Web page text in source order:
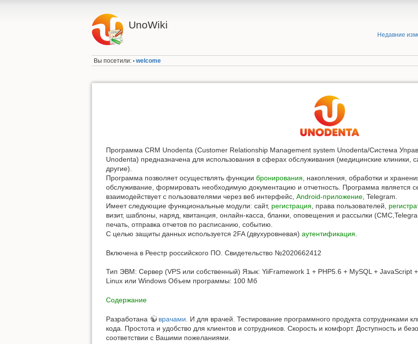
UnoWiki
Недавние
Вы посетили: • welcome
Программа CRM Unodenta (Customer Relationship Management system Unodenta/Система
Unodenta) предназначена для использования в сферах обслуживания (медицинские клиники,
другие).
Программа позволяет осуществлять функции бронирования , накопления, обработки и
обслуживание, формировать необходимую документацию и отчетность. Программа является
взаимодействует с пользователями через веб интерфейс, Android-приложение , Telegram.
Имеет следующие функциональные модули: сайт, регистрация , права пользователей,
визит, шаблоны, наряд, квитанция, онлайн-касса, бланки, оповещения и рассылки
печать, отправка отчетов по расписанию, событию.
С целью защиты данных используется 2FA (двухуровневая) аутентификация
Включена в Реестр российского ПО. Свидетельство №2020662412
Тип ЭВМ: Сервер (VPS или собственный) Язык: YiiFramework 1 + PHP5.6 + MySQL + JavaScript
Linux или Windows Объем программы: 100 Мб
Содержание
Разработана врачами . И для врачей. Тестирование программного продукта сотрудниками
кода. Простота и удобство для клиентов и сотрудников. Скорость и комфорт. Доступность и
соответствии с Вашими пожеланиями.